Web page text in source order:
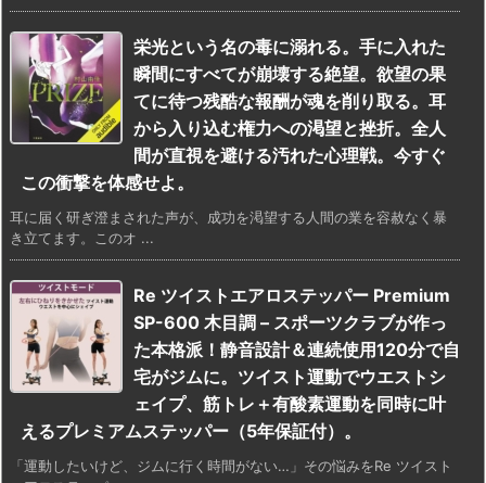
栄光という名の毒に溺れる。手に入れた
瞬間にすべてが崩壊する絶望。欲望の果
てに待つ残酷な報酬が魂を削り取る。耳
から入り込む権力への渇望と挫折。全人
間が直視を避ける汚れた心理戦。今すぐ
この衝撃を体感せよ。
耳に届く研ぎ澄まされた声が、成功を渇望する人間の業を容赦なく暴
き立てます。このオ ...
Re ツイストエアロステッパー Premium
SP-600 木目調 – スポーツクラブが作っ
た本格派！静音設計＆連続使用120分で自
宅がジムに。ツイスト運動でウエストシ
ェイプ、筋トレ＋有酸素運動を同時に叶
えるプレミアムステッパー（5年保証付）。
「運動したいけど、ジムに行く時間がない…」その悩みをRe ツイスト